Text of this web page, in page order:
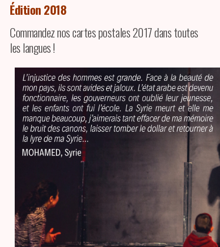
Édition 2018
Commandez nos cartes postales 2017 dans toutes
les langues !